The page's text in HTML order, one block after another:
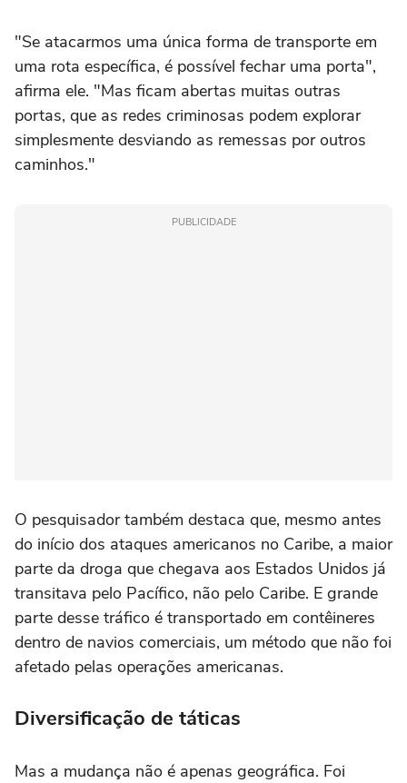
"Se atacarmos uma única forma de transporte em
uma rota específica, é possível fechar uma porta",
afirma ele. "Mas ficam abertas muitas outras
portas, que as redes criminosas podem explorar
simplesmente desviando as remessas por outros
caminhos."
PUBLICIDADE
O pesquisador também destaca que, mesmo antes
do início dos ataques americanos no Caribe, a maior
parte da droga que chegava aos Estados Unidos já
transitava pelo Pacífico, não pelo Caribe. E grande
parte desse tráfico é transportado em contêineres
dentro de navios comerciais, um método que não foi
afetado pelas operações americanas.
Diversificação de táticas
Mas a mudança não é apenas geográfica. Foi